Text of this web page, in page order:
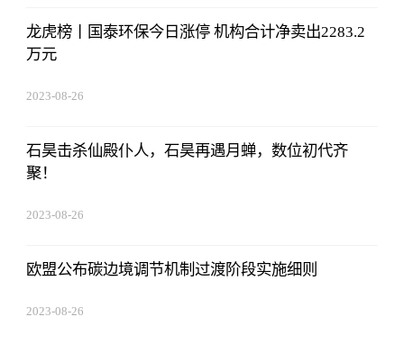
龙虎榜丨国泰环保今日涨停 机构合计净卖出2283.2
万元
2023-08-26
石昊击杀仙殿仆人，石昊再遇月蝉，数位初代齐
聚！
2023-08-26
欧盟公布碳边境调节机制过渡阶段实施细则
2023-08-26